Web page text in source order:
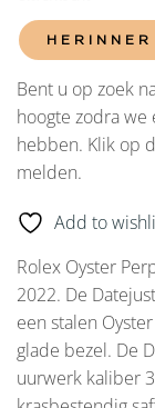
Bent u op zoek
hoogte zodra we
hebben. Klik op
melden.
Add to
Rolex Oyster
2022. De
een stalen
glade bezel. De
uurwerk kaliber